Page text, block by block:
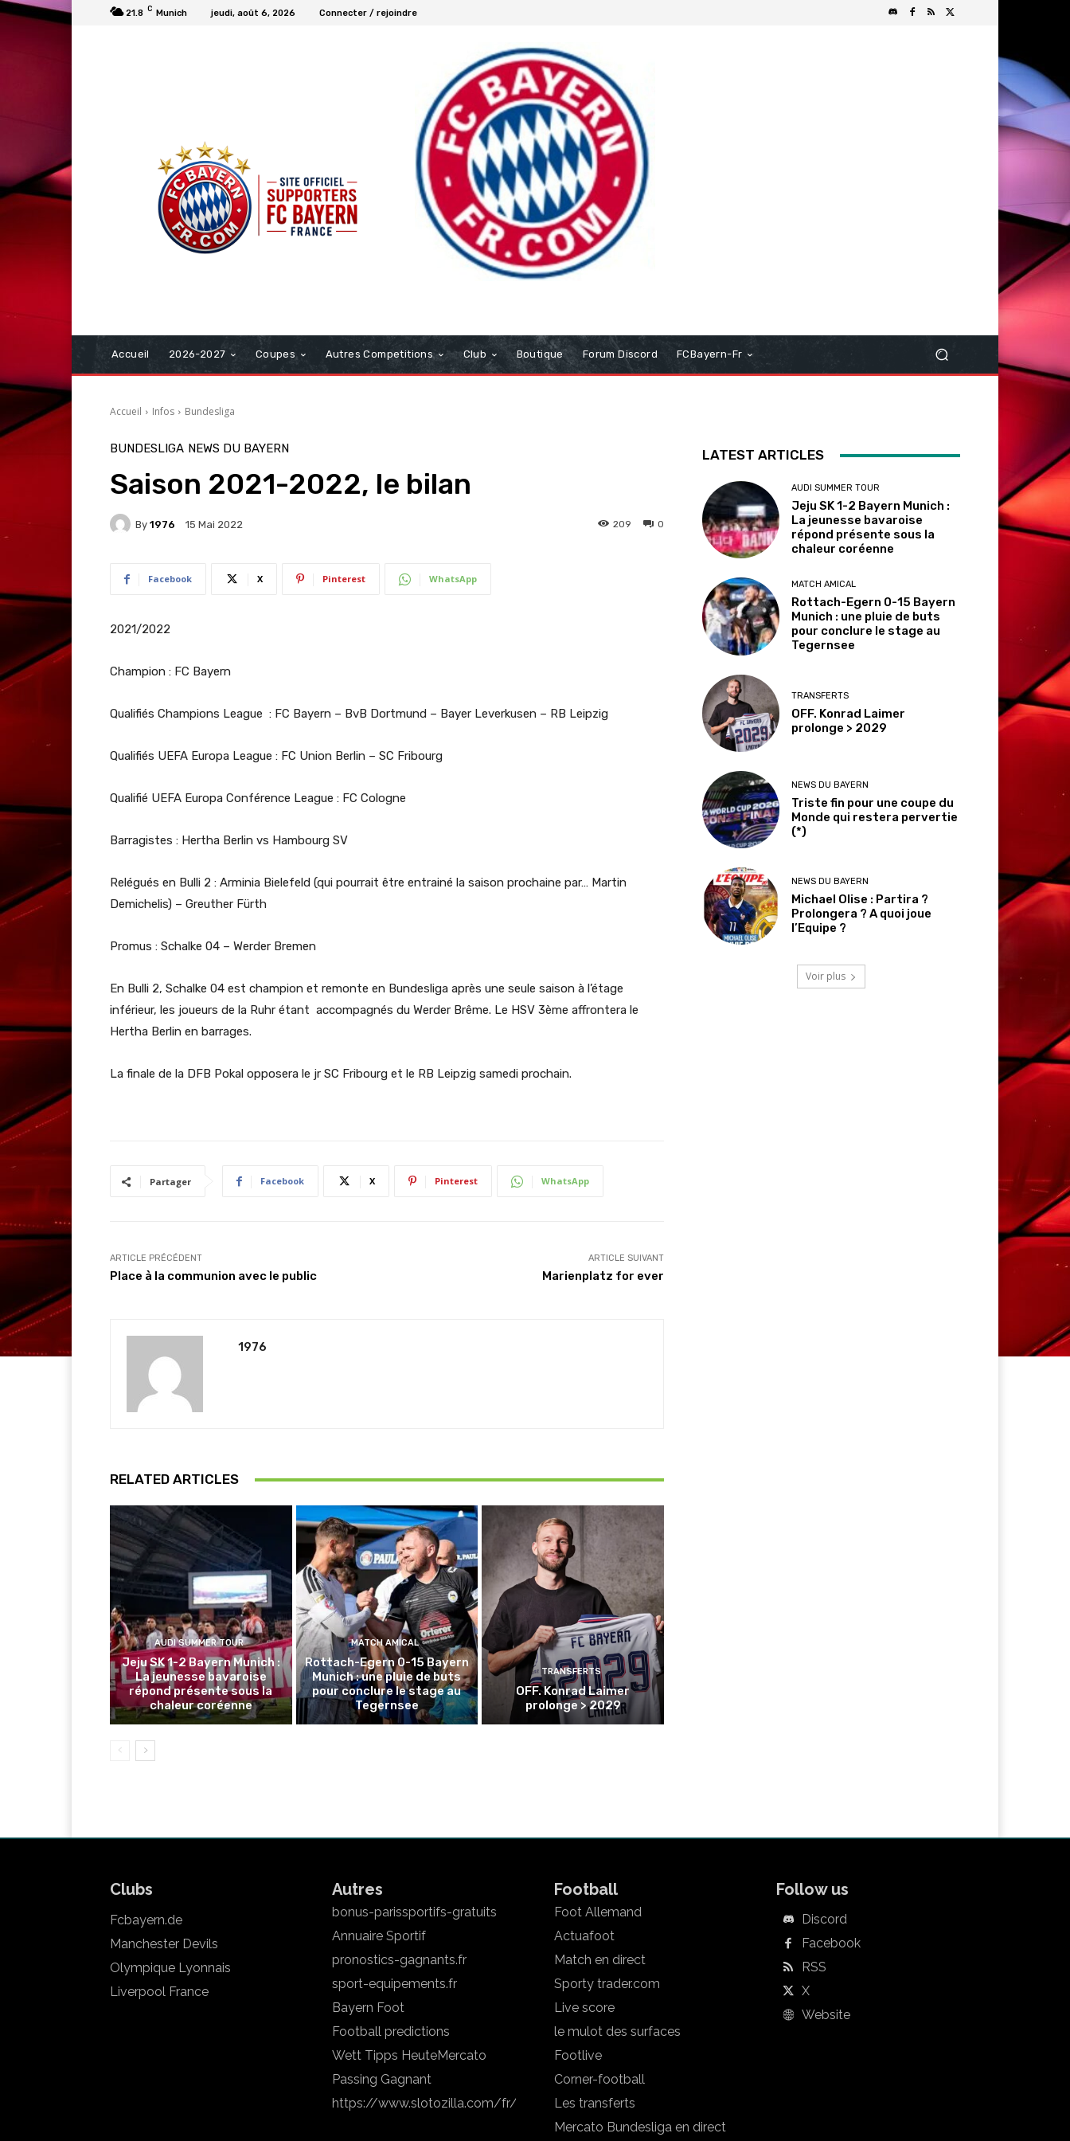
21.8 C Munich jeudi, août 6, 2026 Connecter / rejoindre
Accueil 2026-2027 Coupes Autres Competitions Club Boutique Forum Discord FCBayern-Fr
Accueil Infos Bundesliga
BUNDESLIGA NEWS DU BAYERN
Saison 2021-2022, le bilan
By 1976 15 Mai 2022 0
209
Facebook X Pinterest WhatsApp
2021/2022
Champion : FC Bayern
Qualifiés Champions League : FC Bayern – BvB Dortmund – Bayer Leverkusen – RB Leipzig
Qualifiés UEFA Europa League : FC Union Berlin – SC Fribourg
Qualifié UEFA Europa Conférence League : FC Cologne
Barragistes : Hertha Berlin vs Hambourg SV
Relégués en Bulli 2 : Arminia Bielefeld (qui pourrait être entrainé la saison prochaine par… Martin
Demichelis) – Greuther Fürth
Promus : Schalke 04 – Werder Bremen
En Bulli 2, Schalke 04 est champion et remonte en Bundesliga après une seule saison à l’étage
inférieur, les joueurs de la Ruhr étant accompagnés du Werder Brême. Le HSV 3ème affrontera le
Hertha Berlin en barrages.
La finale de la DFB Pokal opposera le jr SC Fribourg et le RB Leipzig samedi prochain.
Partager Facebook X Pinterest WhatsApp
ARTICLE PRÉCÉDENT
Place à la communion avec le public
ARTICLE SUIVANT
Marienplatz for ever
1976
RELATED ARTICLES
AUDI SUMMER TOUR
Jeju SK 1-2 Bayern Munich :
La jeunesse bavaroise
répond présente sous la
chaleur coréenne
MATCH AMICAL
Rottach-Egern 0-15 Bayern
Munich : une pluie de buts
pour conclure le stage au
Tegernsee
TRANSFERTS
OFF. Konrad Laimer
prolonge > 2029
LATEST ARTICLES
AUDI SUMMER TOUR
Jeju SK 1-2 Bayern Munich :
La jeunesse bavaroise
répond présente sous la
chaleur coréenne
MATCH AMICAL
Rottach-Egern 0-15 Bayern
Munich : une pluie de buts
pour conclure le stage au
Tegernsee
TRANSFERTS
OFF. Konrad Laimer
prolonge > 2029
NEWS DU BAYERN
Triste fin pour une coupe du
Monde qui restera pervertie
(*)
NEWS DU BAYERN
Michael Olise : Partira ?
Prolongera ? A quoi joue
l’Equipe ?
Voir plus
Clubs
Fcbayern.de
Manchester Devils
Olympique Lyonnais
Liverpool France
Autres
bonus-parissportifs-gratuits
Annuaire Sportif
pronostics-gagnants.fr
sport-equipements.fr
Bayern Foot
Football predictions
Wett Tipps HeuteMercato
Passing Gagnant
https://www.slotozilla.com/fr/
Football
Foot Allemand
Actuafoot
Match en direct
Sporty trader.com
Live score
le mulot des surfaces
Footlive
Corner-football
Les transferts
Mercato Bundesliga en direct
Follow us
Discord
Facebook
RSS
X
Website